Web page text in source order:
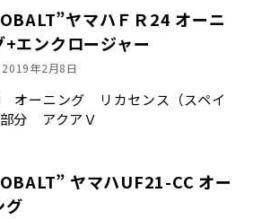
ヤマハＦＲ24 オーニ
+エンクロージャー
年2月8日
オーニング リカセンス（スペイ
分 アクアＶ
ヤマハUF21-CC オー
グ